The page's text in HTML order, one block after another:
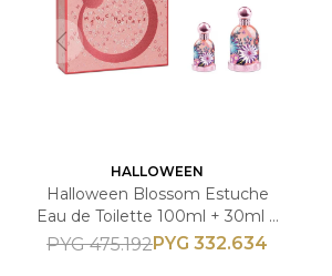
HALLOWEEN
Halloween Blossom Estuche
Eau de Toilette 100ml + 30ml +
Femenino
PYG 332.634
PYG 475.192